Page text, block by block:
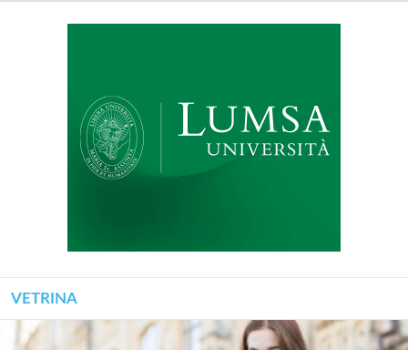
VETRINA